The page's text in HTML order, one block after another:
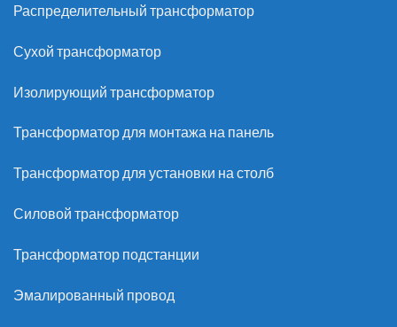
Распределительный трансформатор
Сухой трансформатор
Изолирующий трансформатор
Трансформатор для монтажа на панель
Трансформатор для установки на столб
Силовой трансформатор
Трансформатор подстанции
Эмалированный провод